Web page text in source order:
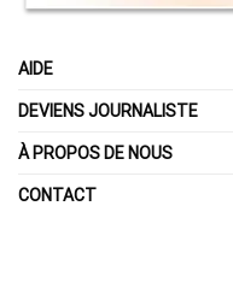
AIDE
DEVIENS JOURNALISTE
À PROPOS DE NOUS
CONTACT